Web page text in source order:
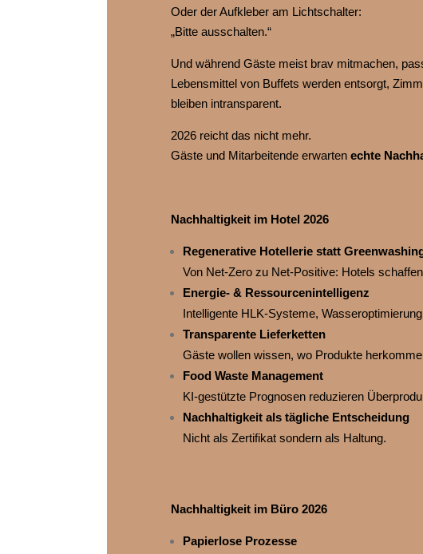
Oder der Aufkleber am Lichtschalter:
„Bitte ausschalten.“
Und während Gäste meist brav mitmachen,
Lebensmittel von Buffets werden entsorgt,
bleiben intransparent.
2026 reicht das nicht mehr.
Gäste und Mitarbeitende erwarten echte
Nachhaltigkeit im Hotel 2026
Regenerative Hotellerie statt
Von Net‑Zero zu Net‑Positive: Hotels
Energie‑ & Ressourcenintelligenz
Intelligente HLK‑Systeme,
Transparente Lieferketten
Gäste wollen wissen, wo Produkte
Food Waste Management
KI‑gestützte Prognosen reduzieren
Nachhaltigkeit als tägliche Entscheidung
Nicht als Zertifikat sondern als Haltung.
Nachhaltigkeit im Büro 2026
Papierlose Prozesse